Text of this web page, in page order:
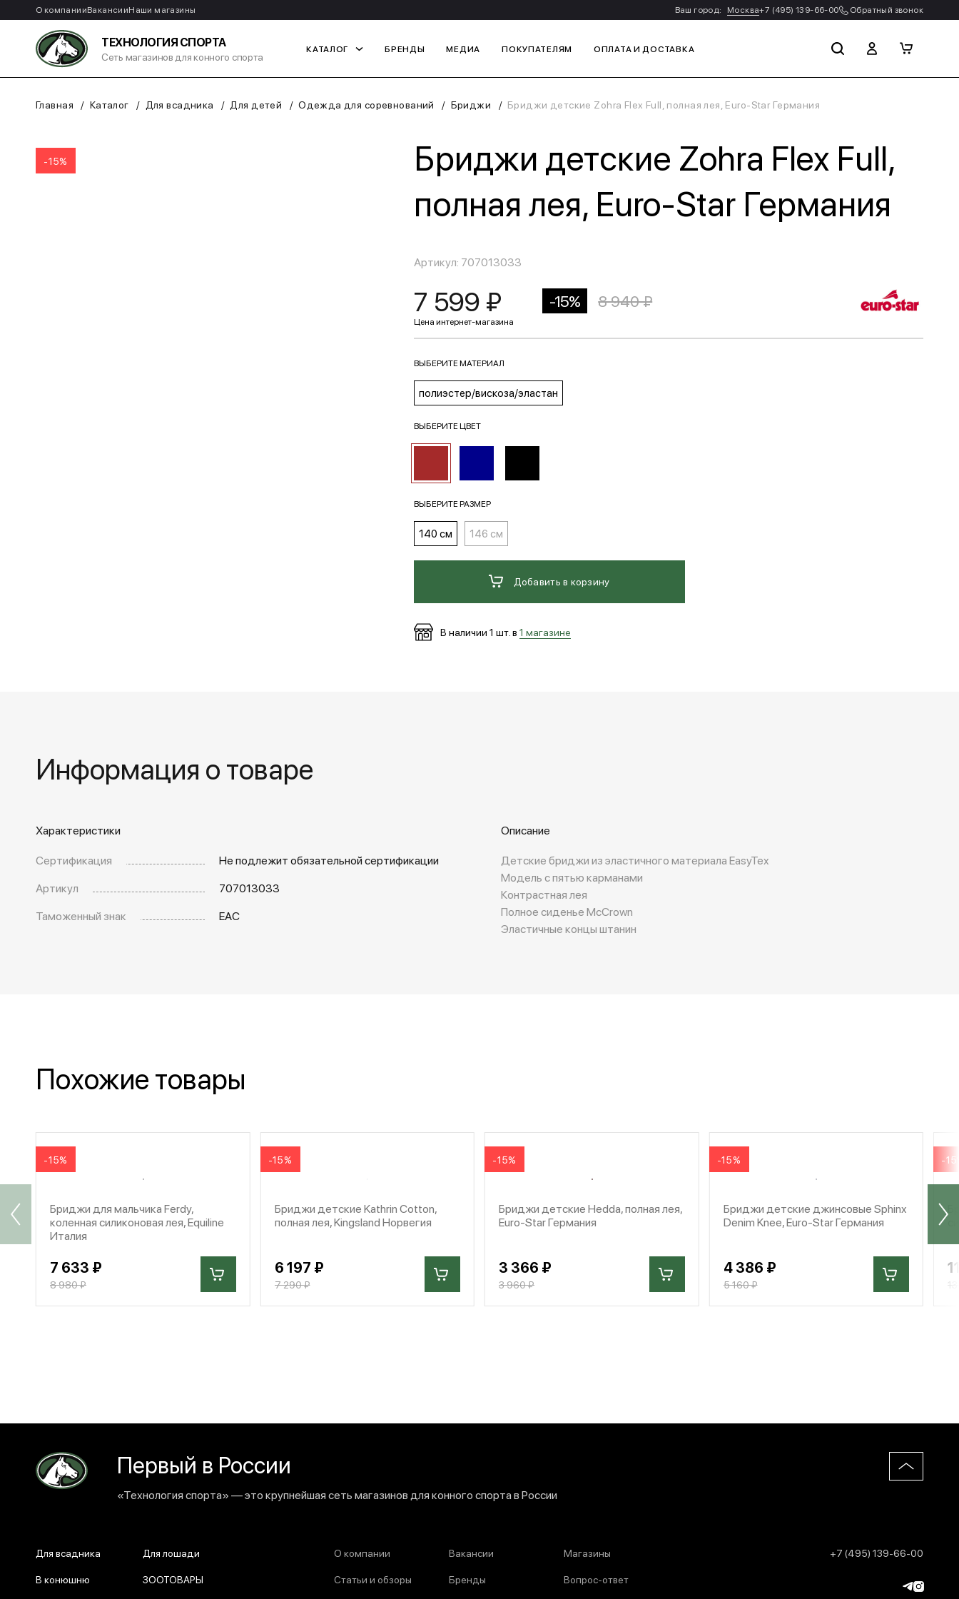
О компанииВакансииНаши магазины Ваш город: Москва+7 (495) 139-66-00 Обратный звонок
ТЕХНОЛОГИЯ СПОРТА
Сеть магазинов для конного спорта
КАТАЛОГ БРЕНДЫ МЕДИА ПОКУПАТЕЛЯМ ОПЛАТА И ДОСТАВКА
Главная Каталог Для всадника Для детей Одежда для соревнований Бриджи Бриджи детские Zohra Flex Full, полная лея, Euro-Star Германия
-15%
Бриджи детские Zohra Flex Full,
полная лея, Euro-Star Германия
Артикул: 707013033
7 599 ₽ -15% 8 940 ₽
ВЫБЕРИТЕ МАТЕРИАЛ
полиэстер/вискоза/эластан
ВЫБЕРИТЕ ЦВЕТ
ВЫБЕРИТЕ РАЗМЕР
140 см 146 см
Добавить в корзину
В наличии 1 шт. в 1 магазине
Информация о товаре
Характеристики
Сертификация
Не подлежит обязательной сертификации
Артикул
707013033
Таможенный знак
EAC
Описание
Детские бриджи из эластичного материала EasyTex
Модель с пятью карманами
Контрастная лея
Полное сиденье McCrown
Эластичные концы штанин
Похожие товары
-15%
Бриджи для мальчика Ferdy,
коленная силиконовая лея, Equiline
Италия
7 633 ₽
8 980 ₽
-15%
Бриджи детские Kathrin Cotton,
полная лея, Kingsland Норвегия
6 197 ₽
7 290 ₽
-15%
Бриджи детские Hedda, полная лея,
Euro-Star Германия
3 366 ₽
3 960 ₽
-15%
Бриджи детские джинсовые Sphinx
Denim Knee, Euro-Star Германия
4 386 ₽
5 160 ₽
-
Первый в России
«Технология спорта» — это крупнейшая сеть магазинов для конного спорта в России
Для всадника Для лошади
В конюшню ЗООТОВАРЫ
О компании Вакансии Магазины
Статьи и обзоры Бренды Вопрос-ответ
+7 (495) 139-66-00